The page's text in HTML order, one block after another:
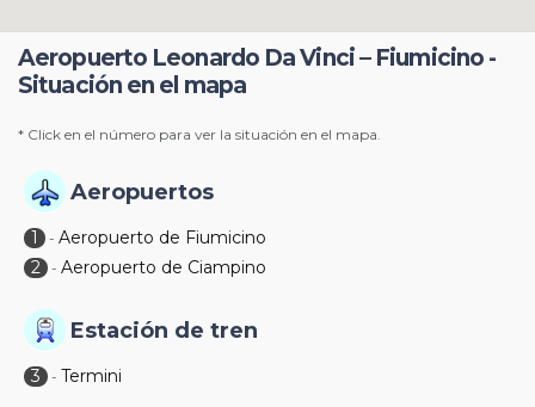
Aeropuerto Leonardo Da Vinci – Fiumicino -
Situación en el mapa
* Click en el número para ver la situación en el mapa.
Aeropuertos
1 - Aeropuerto de Fiumicino
2 - Aeropuerto de Ciampino
Estación de tren
3 - Termini